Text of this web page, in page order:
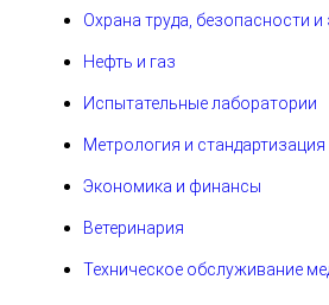
Охрана труда, безопасности и
Нефть и газ
Испытательные лаборатории
Метрология и стандартизация
Экономика и финансы
Ветеринария
Техническое обслуживание